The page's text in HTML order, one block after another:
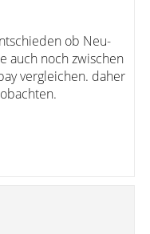
ob Neu-
auch noch zwischen
vergleichen. daher